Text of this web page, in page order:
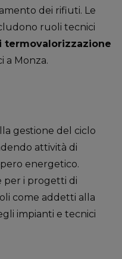
dei rifiuti. Le
ruoli tecnici
a Monza.
gestione del ciclo
attività di
energetico.
per i progetti di
come addetti alla
impianti e tecnici